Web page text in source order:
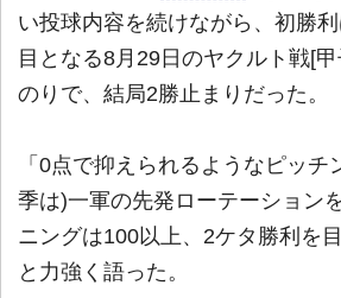
い投球内容を続けながら、初勝
目となる8月29日のヤクルト戦[
のりで、結局2勝止まりだった。
「0点で抑えられるようなピッ
季は)一軍の先発ローテーション
ニングは100以上、2ケタ勝利を
と力強く語った。